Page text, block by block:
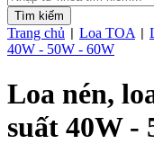
Trang chủ Loa TOA
40W - 50W - 60W
Loa nén,
suất 40W -